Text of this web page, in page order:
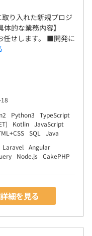
り入れた新規プロジ
的な業務内容】
任せします。 ■開発に
Python3
TypeScript
Kotlin JavaScript
SQL
Java
Laravel Angular
Node.js CakePHP
詳細を見る